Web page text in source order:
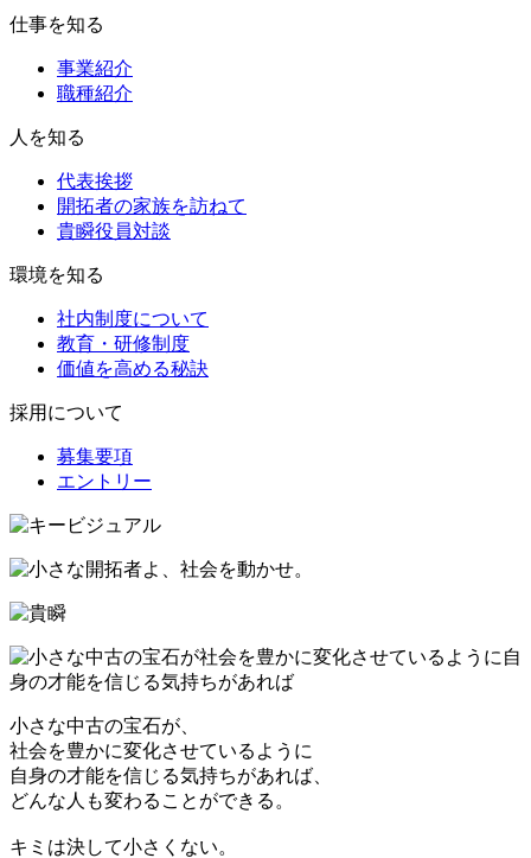
仕事を知る
事業紹介
職種紹介
人を知る
代表挨拶
開拓者の家族を訪ねて
貴瞬役員対談
環境を知る
社内制度について
教育・研修制度
価値を高める秘訣
採用について
募集要項
エントリー
小さな中古の宝石が、
社会を豊かに変化させているように
自身の才能を信じる気持ちがあれば、
どんな人も変わることができる。
キミは決して小さくない。